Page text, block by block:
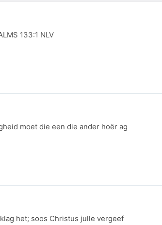
133:1 NLV
moet die een die ander hoër ag
het; soos Christus julle vergeef